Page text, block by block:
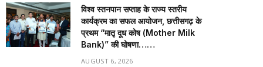
विश्व स्तनपान सप्ताह के राज्य स्तरीय
कार्यक्रम का सफल आयोजन, छत्तीसगढ़ के
प्रथम “मातृ दूध कोष (Mother Milk
Bank)” की घोषणा……
AUGUST 6, 2026